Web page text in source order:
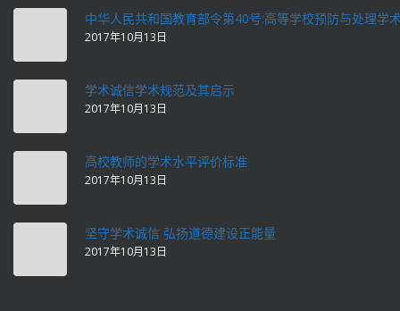
中华人民共和国教育部令第40号:高等学校预防与处理学
2017年10月13日
学术诚信学术规范及其启示
2017年10月13日
高校教师的学术水平评价标准
2017年10月13日
坚守学术诚信 弘扬道德建设正能量
2017年10月13日